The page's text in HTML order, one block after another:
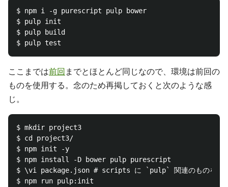
$ npm i -g purescript pulp bower
$ pulp init
$ pulp build
ここまでは前回 までとほとんど同じなので、環境は前回の
ものを使用する。念のため再掲しておくと次のような感
じ。
$ mkdir project3
$ cd project3/
$ npm init -y
$ npm install -D bower pulp purescript
$ \vi package.json # scripts に `pulp` 関連のものを追
$ npm run pulp:init